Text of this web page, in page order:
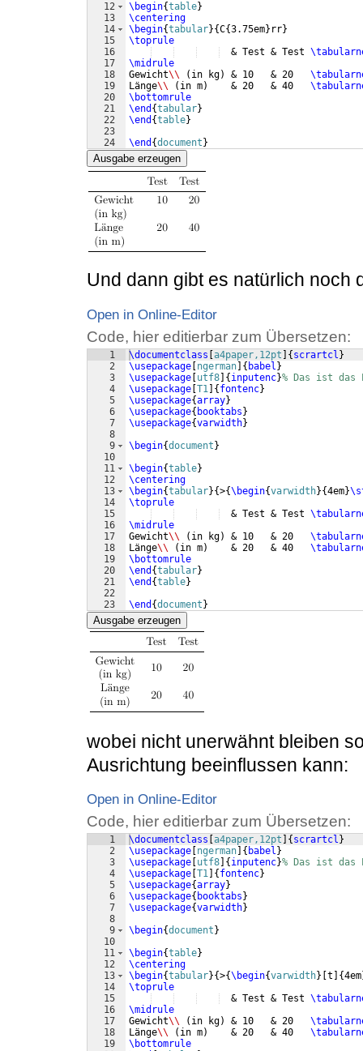
12
13
14
15
16
17
18
19
20
21
22
23
24
\begin{table}
\centering
\begin{tabular}{C{3.75em} rr}
\toprule
  & Test & Test
\midrule
Gewicht\\ ( in kg) & 10   & 20
Länge\\ ( in m)
    & 20   & 40
\bottomrule
\end {tabular}
\end {table}
\end {document }
Ausgabe erzeugen
Und dann gibt es natürlich noch
Open in Online-Editor
Code, hier editierbar zum Übersetzen:
1
2
3
4
5
6
7
8
9
10
11
12
13
14
15
16
17
18
19
20
21
22
23
\documentclass a4paper,12pt { scrartcl }
\usepackage ngerman { babel }
\usepackage utf8 { inputenc}% Das ist das
\usepackage T1 { fontenc}
\usepackage{array}
\usepackage{ booktabs }
\usepackage{varwidth}
\begin{document }
\begin{table}
\centering
\begin{tabular}{>{\begin{varwidth}{4em}
\toprule
  & Test & Test
\midrule
Gewicht\\ ( in kg) & 10   & 20
Länge\\ ( in m)
    & 20   & 40
\bottomrule
\end {tabular}
\end {table}
\end {document }
Ausgabe erzeugen
wobei nicht unerwähnt bleiben
Ausrichtung beeinflussen kann:
Open in Online-Editor
Code, hier editierbar zum Übersetzen:
1
2
3
4
5
6
7
8
9
10
11
12
13
14
15
16
17
18
19
\documentclass a4paper,12pt { scrartcl }
\usepackage ngerman { babel }
\usepackage utf8 { inputenc}% Das ist das
\usepackage T1 { fontenc}
\usepackage{array}
\usepackage{ booktabs }
\usepackage{varwidth}
\begin{document }
\begin{table}
\centering
\begin{tabular}{>{\begin{varwidth} t {4em
\toprule
  & Test & Test
\midrule
Gewicht\\ ( in kg) & 10   & 20
Länge\\ ( in m)
    & 20   & 40
\bottomrule